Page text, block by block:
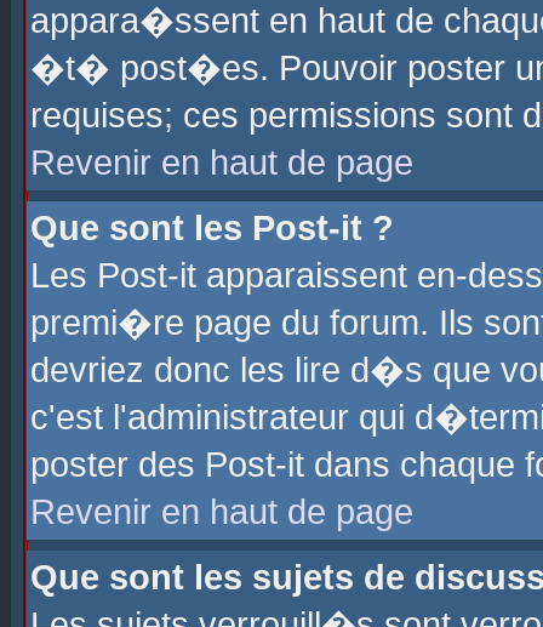
appara�ssent en haut de
�t� post�es. Pouvoir poster
requises; ces permissions sont
Revenir en haut de page
Que sont les Post-it ?
Les Post-it apparaissent en-
premi�re page du forum. Ils
devriez donc les lire d�s que
c'est l'administrateur qui
poster des Post-it dans chaque
Revenir en haut de page
Que sont les sujets de